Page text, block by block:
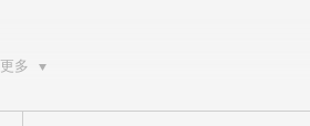
更多